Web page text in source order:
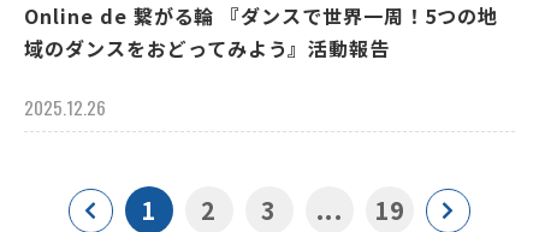
Online de 繋がる輪 『ダンスで世界一周！5つの地
域のダンスをおどってみよう』活動報告
2025.12.26
1 2 3 ... 19